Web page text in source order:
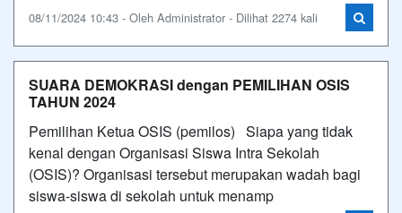
08/11/2024 10:43 - Oleh Administrator - Dilihat 2274 kali
SUARA DEMOKRASI dengan PEMILIHAN OSIS
TAHUN 2024
Pemilihan Ketua OSIS (pemilos) Siapa yang tidak
kenal dengan Organisasi Siswa Intra Sekolah
(OSIS)? Organisasi tersebut merupakan wadah bagi
siswa-siswa di sekolah untuk menamp